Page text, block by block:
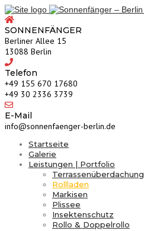
SONNENFÄNGER
Berliner Allee 15
13088 Berlin
Telefon
‎+49 155 670 17680
+49 30 2336 3739
E-Mail
info@sonnenfaenger-berlin.de
Startseite
Galerie
Leistungen | Portfolio
Terrassenüberdachung
Rollladen
Markisen
Plissee
Insektenschutz
Rollo & Doppelrollo